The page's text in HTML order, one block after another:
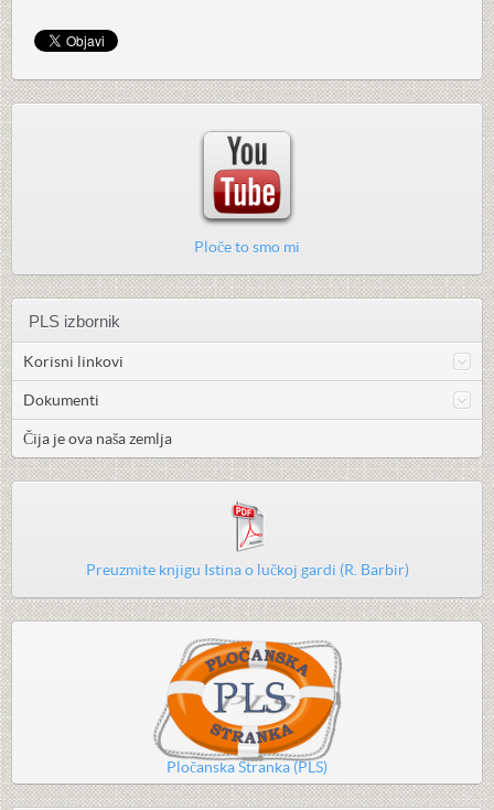
Ploče to smo mi
PLS izbornik
Korisni linkovi
Dokumenti
Čija je ova naša zemlja
Preuzmite knjigu Istina o lučkoj gardi (R. Barbir)
Pločanska Stranka (PLS)